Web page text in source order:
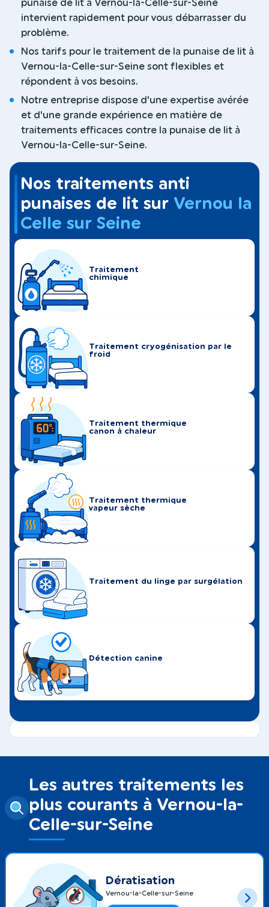
punaise de lit à Vernou-la-Celle-sur-Seine
intervient rapidement pour vous débarrasser du
problème.
Nos tarifs pour le traitement de la punaise de lit à
Vernou-la-Celle-sur-Seine sont flexibles et
répondent à vos besoins.
Notre entreprise dispose d'une expertise avérée
et d'une grande expérience en matière de
traitements efficaces contre la punaise de lit à
Vernou-la-Celle-sur-Seine.
Nos traitements anti
punaises de lit sur Vernou la
Celle sur Seine
Traitement
chimique
Traitement cryogénisation par le
froid
Traitement thermique
canon à chaleur
Traitement thermique
vapeur sèche
Traitement du linge par surgélation
Détection canine
Les autres traitements les
plus courants à Vernou-la-
Celle-sur-Seine
Dératisation
Vernou-la-Celle-sur-Seine